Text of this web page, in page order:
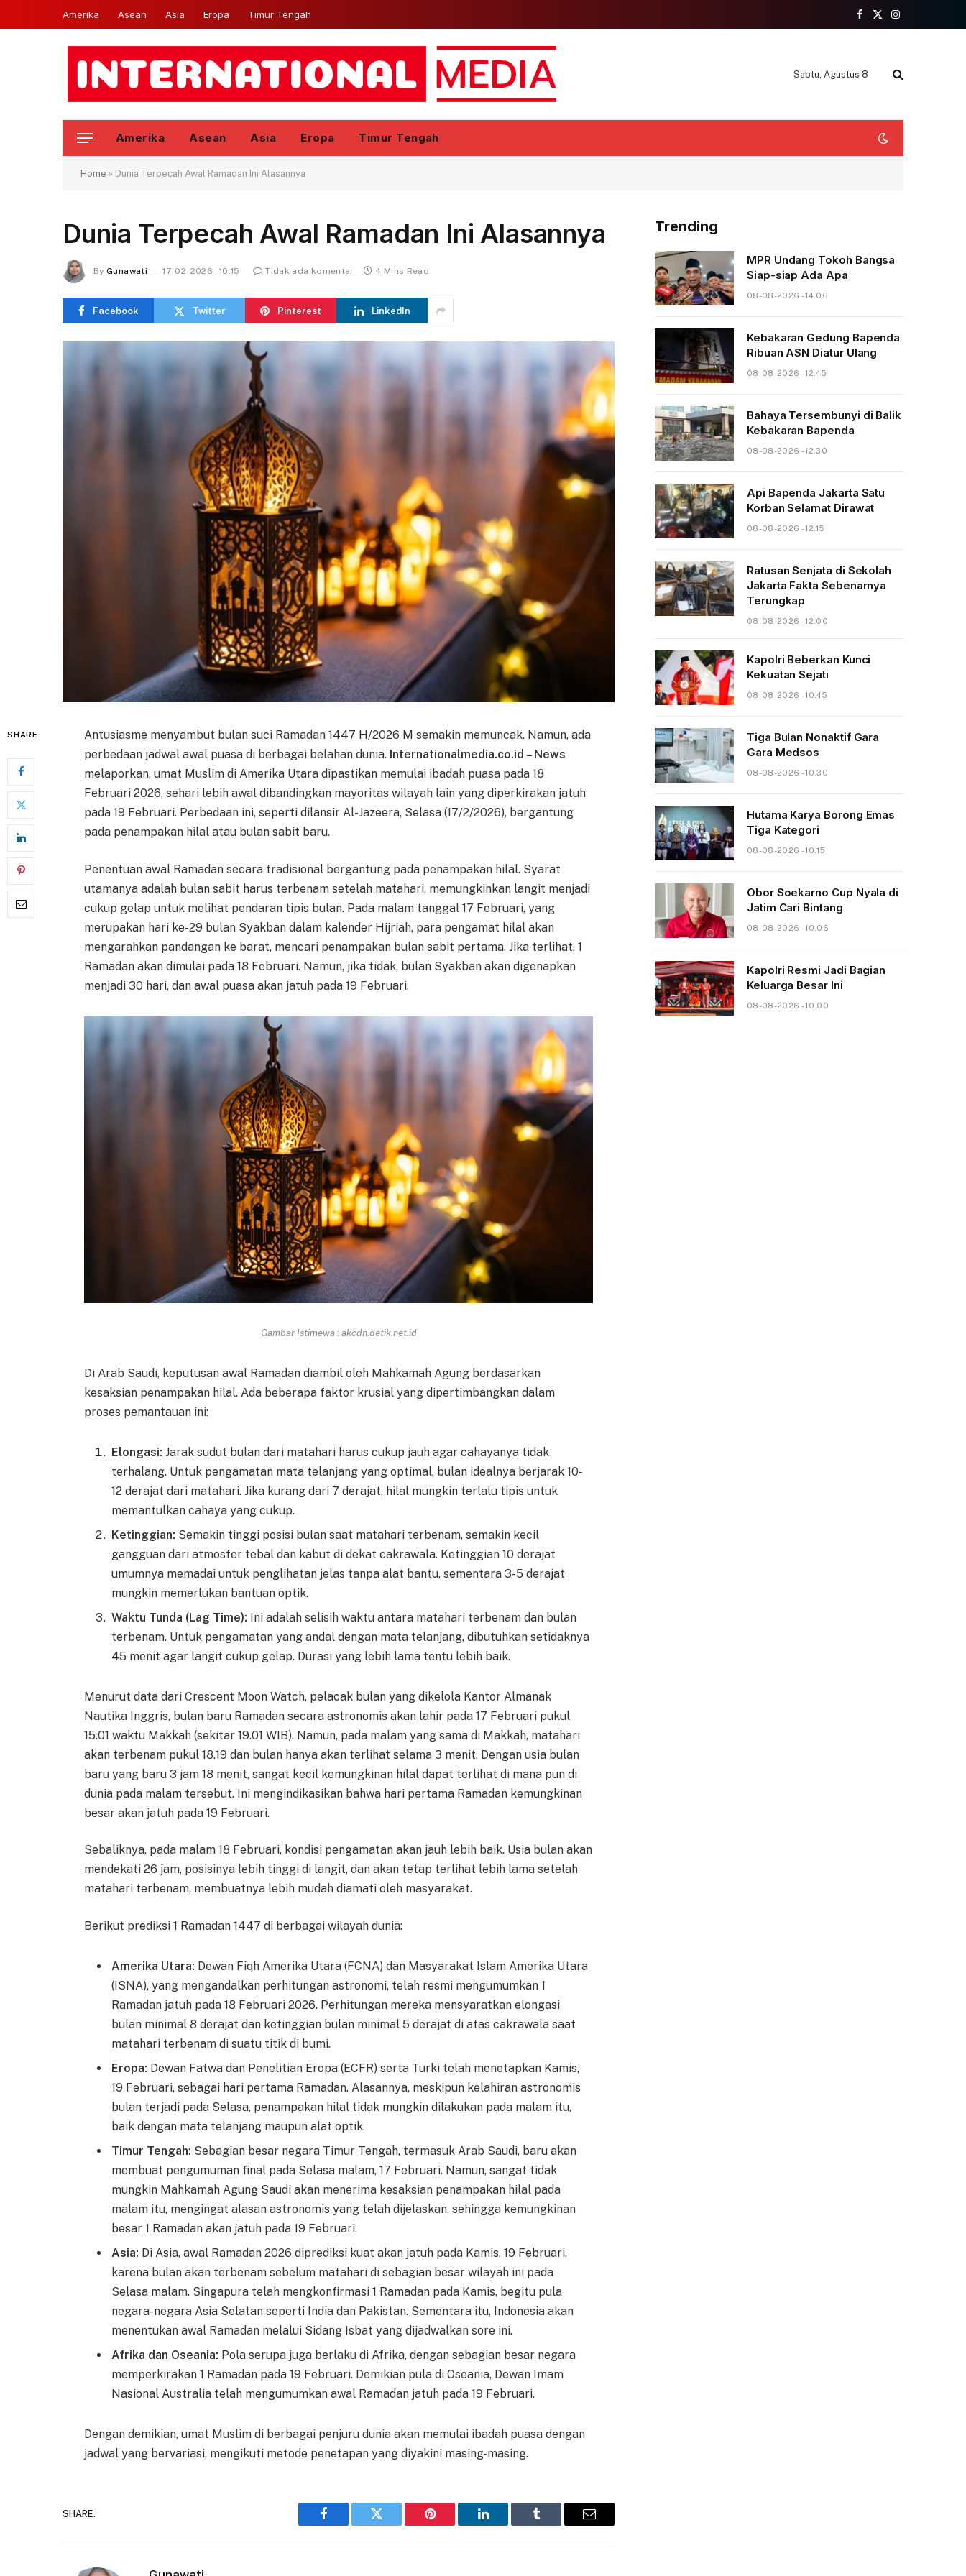
Amerika Asean Asia Eropa Timur Tengah
Facebook
X
Instagram
Sabtu, Agustus 8
Amerika Asean Asia Eropa Timur Tengah
Home » Dunia Terpecah Awal Ramadan Ini Alasannya
Dunia Terpecah Awal Ramadan Ini Alasannya
By Gunawati 17-02-2026 - 10.15 Tidak ada komentar 4 Mins Read
Facebook Twitter Pinterest LinkedIn
SHARE
Antusiasme menyambut bulan suci Ramadan 1447 H/2026 M semakin memuncak. Namun, ada
perbedaan jadwal awal puasa di berbagai belahan dunia. Internationalmedia.co.id – News
melaporkan, umat Muslim di Amerika Utara dipastikan memulai ibadah puasa pada 18
Februari 2026, sehari lebih awal dibandingkan mayoritas wilayah lain yang diperkirakan jatuh
pada 19 Februari. Perbedaan ini, seperti dilansir Al-Jazeera, Selasa (17/2/2026), bergantung
pada penampakan hilal atau bulan sabit baru.
Penentuan awal Ramadan secara tradisional bergantung pada penampakan hilal. Syarat
utamanya adalah bulan sabit harus terbenam setelah matahari, memungkinkan langit menjadi
cukup gelap untuk melihat pendaran tipis bulan. Pada malam tanggal 17 Februari, yang
merupakan hari ke-29 bulan Syakban dalam kalender Hijriah, para pengamat hilal akan
mengarahkan pandangan ke barat, mencari penampakan bulan sabit pertama. Jika terlihat, 1
Ramadan akan dimulai pada 18 Februari. Namun, jika tidak, bulan Syakban akan digenapkan
menjadi 30 hari, dan awal puasa akan jatuh pada 19 Februari.
Gambar Istimewa : akcdn.detik.net.id
Di Arab Saudi, keputusan awal Ramadan diambil oleh Mahkamah Agung berdasarkan
kesaksian penampakan hilal. Ada beberapa faktor krusial yang dipertimbangkan dalam
proses pemantauan ini:
Elongasi: Jarak sudut bulan dari matahari harus cukup jauh agar cahayanya tidak
terhalang. Untuk pengamatan mata telanjang yang optimal, bulan idealnya berjarak 10-
12 derajat dari matahari. Jika kurang dari 7 derajat, hilal mungkin terlalu tipis untuk
memantulkan cahaya yang cukup.
Ketinggian: Semakin tinggi posisi bulan saat matahari terbenam, semakin kecil
gangguan dari atmosfer tebal dan kabut di dekat cakrawala. Ketinggian 10 derajat
umumnya memadai untuk penglihatan jelas tanpa alat bantu, sementara 3-5 derajat
mungkin memerlukan bantuan optik.
Waktu Tunda (Lag Time): Ini adalah selisih waktu antara matahari terbenam dan bulan
terbenam. Untuk pengamatan yang andal dengan mata telanjang, dibutuhkan setidaknya
45 menit agar langit cukup gelap. Durasi yang lebih lama tentu lebih baik.
Menurut data dari Crescent Moon Watch, pelacak bulan yang dikelola Kantor Almanak
Nautika Inggris, bulan baru Ramadan secara astronomis akan lahir pada 17 Februari pukul
15.01 waktu Makkah (sekitar 19.01 WIB). Namun, pada malam yang sama di Makkah, matahari
akan terbenam pukul 18.19 dan bulan hanya akan terlihat selama 3 menit. Dengan usia bulan
baru yang baru 3 jam 18 menit, sangat kecil kemungkinan hilal dapat terlihat di mana pun di
dunia pada malam tersebut. Ini mengindikasikan bahwa hari pertama Ramadan kemungkinan
besar akan jatuh pada 19 Februari.
Sebaliknya, pada malam 18 Februari, kondisi pengamatan akan jauh lebih baik. Usia bulan akan
mendekati 26 jam, posisinya lebih tinggi di langit, dan akan tetap terlihat lebih lama setelah
matahari terbenam, membuatnya lebih mudah diamati oleh masyarakat.
Berikut prediksi 1 Ramadan 1447 di berbagai wilayah dunia:
Amerika Utara: Dewan Fiqh Amerika Utara (FCNA) dan Masyarakat Islam Amerika Utara
(ISNA), yang mengandalkan perhitungan astronomi, telah resmi mengumumkan 1
Ramadan jatuh pada 18 Februari 2026. Perhitungan mereka mensyaratkan elongasi
bulan minimal 8 derajat dan ketinggian bulan minimal 5 derajat di atas cakrawala saat
matahari terbenam di suatu titik di bumi.
Eropa: Dewan Fatwa dan Penelitian Eropa (ECFR) serta Turki telah menetapkan Kamis,
19 Februari, sebagai hari pertama Ramadan. Alasannya, meskipun kelahiran astronomis
bulan terjadi pada Selasa, penampakan hilal tidak mungkin dilakukan pada malam itu,
baik dengan mata telanjang maupun alat optik.
Timur Tengah: Sebagian besar negara Timur Tengah, termasuk Arab Saudi, baru akan
membuat pengumuman final pada Selasa malam, 17 Februari. Namun, sangat tidak
mungkin Mahkamah Agung Saudi akan menerima kesaksian penampakan hilal pada
malam itu, mengingat alasan astronomis yang telah dijelaskan, sehingga kemungkinan
besar 1 Ramadan akan jatuh pada 19 Februari.
Asia: Di Asia, awal Ramadan 2026 diprediksi kuat akan jatuh pada Kamis, 19 Februari,
karena bulan akan terbenam sebelum matahari di sebagian besar wilayah ini pada
Selasa malam. Singapura telah mengkonfirmasi 1 Ramadan pada Kamis, begitu pula
negara-negara Asia Selatan seperti India dan Pakistan. Sementara itu, Indonesia akan
menentukan awal Ramadan melalui Sidang Isbat yang dijadwalkan sore ini.
Afrika dan Oseania: Pola serupa juga berlaku di Afrika, dengan sebagian besar negara
memperkirakan 1 Ramadan pada 19 Februari. Demikian pula di Oseania, Dewan Imam
Nasional Australia telah mengumumkan awal Ramadan jatuh pada 19 Februari.
Dengan demikian, umat Muslim di berbagai penjuru dunia akan memulai ibadah puasa dengan
jadwal yang bervariasi, mengikuti metode penetapan yang diyakini masing-masing.
SHARE.
Facebook Twitter Pinterest LinkedIn Tumblr Email
Trending
MPR Undang Tokoh Bangsa
Siap-siap Ada Apa
08-08-2026 - 14.06
Kebakaran Gedung Bapenda
Ribuan ASN Diatur Ulang
08-08-2026 - 12.45
Bahaya Tersembunyi di Balik
Kebakaran Bapenda
08-08-2026 - 12.30
Api Bapenda Jakarta Satu
Korban Selamat Dirawat
08-08-2026 - 12.15
Ratusan Senjata di Sekolah
Jakarta Fakta Sebenarnya
Terungkap
08-08-2026 - 12.00
Kapolri Beberkan Kunci
Kekuatan Sejati
08-08-2026 - 10.45
Tiga Bulan Nonaktif Gara
Gara Medsos
08-08-2026 - 10.30
Hutama Karya Borong Emas
Tiga Kategori
08-08-2026 - 10.15
Obor Soekarno Cup Nyala di
Jatim Cari Bintang
08-08-2026 - 10.06
Kapolri Resmi Jadi Bagian
Keluarga Besar Ini
08-08-2026 - 10.00